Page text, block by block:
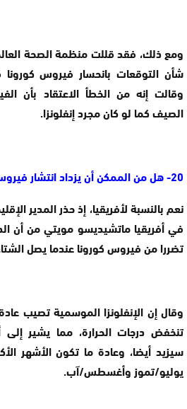
ومع ذلك، فقد قللت منظمة الصحة
شأن التوقعات بانحسار فيروس
وقالت إنه من الخطأ الاعتقاد بأن
الصيف كما لو كان مجرد إنفلونزا.
20- هل من الممكن أن يزداد انتشار فيروس كورونا في فصل الشتاء؟
نعم بالنسبة لأفريقيا، إذ حذر المدير
في أفريقيا ماتشيديسو مويتي من أن
تضررا من فيروس كورونا عندما يصل
وقال إن الإنفلونزا الموسمية تصيب
سيزيد أيضا، وعادة ما تكون الأشهر
يوليو/تموز وأغسطس/آب.